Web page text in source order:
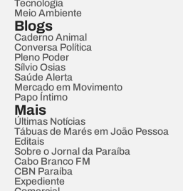
Tecnologia
Meio Ambiente
Blogs
Caderno Animal
Conversa Política
Pleno Poder
Sílvio Osias
Saúde Alerta
Mercado em Movimento
Papo Íntimo
Mais
Últimas Notícias
Tábuas de Marés em João Pessoa
Editais
Sobre o Jornal da Paraíba
Cabo Branco FM
CBN Paraíba
Expediente